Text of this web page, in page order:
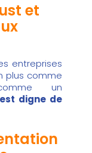
et
entreprises
plus comme
un
digne de